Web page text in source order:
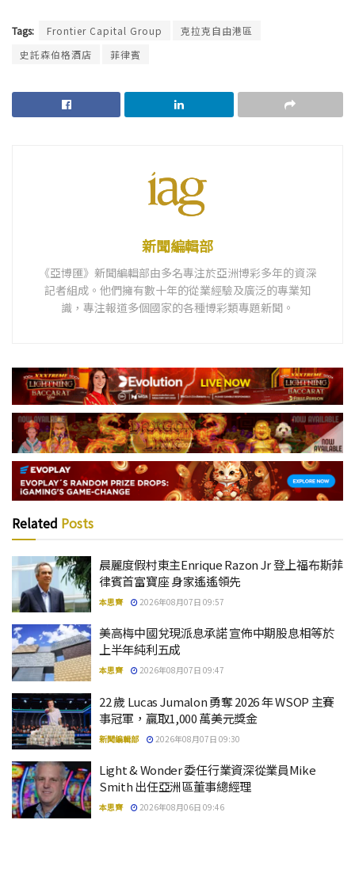
Tags: Frontier Capital Group
克拉克自由港區
史託森伯格酒店
菲律賓
新聞編輯部
《亞博匯》新聞編輯部由多名專注於亞洲博彩多年的資深
記者組成。他們擁有數十年的從業經驗及廣泛的專業知
識，專注報道多個國家的各種博彩類專題新聞。
Related Posts
晨麗度假村東主Enrique Razon Jr 登上福布斯菲
律賓首富寶座 身家遙遙領先
本思齊 2026年08月07日 09:57
美高梅中國兌現派息承諾 宣佈中期股息相等於
上半年純利五成
本思齊 2026年08月07日 09:47
22 歲 Lucas Jumalon 勇奪 2026 年 WSOP 主賽
事冠軍，贏取1,000 萬美元獎金
新聞編輯部 2026年08月07日 09:30
Light & Wonder 委任行業資深從業員Mike
Smith 出任亞洲區董事總經理
本思齊 2026年08月06日 09:46